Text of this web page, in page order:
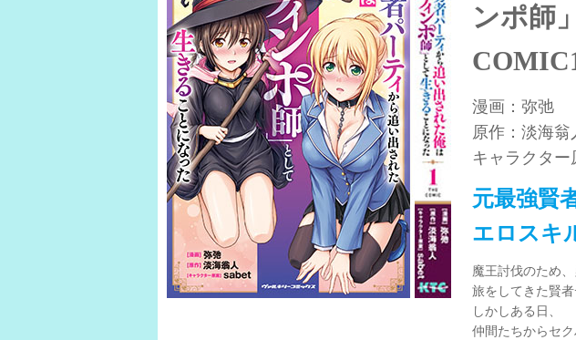
ンポ師
漫画：弥弛
原作：淡海翁
キャラクター
元最強賢
エロスキ
魔王討伐のため
旅をしてきた賢者
しかしある日、
仲間たちからセ